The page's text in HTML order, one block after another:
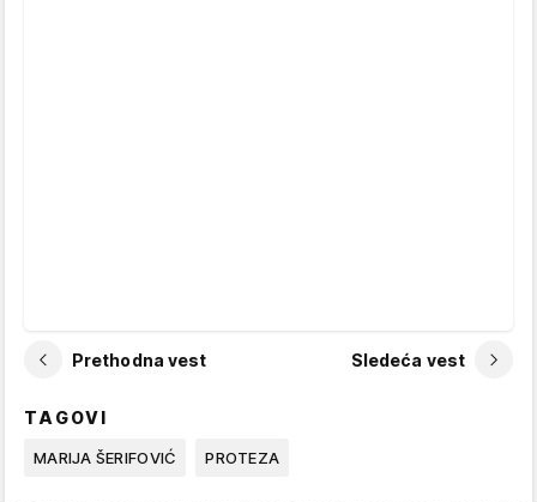
Prethodna vest Sledeća vest
TAGOVI
MARIJA ŠERIFOVIĆ PROTEZA